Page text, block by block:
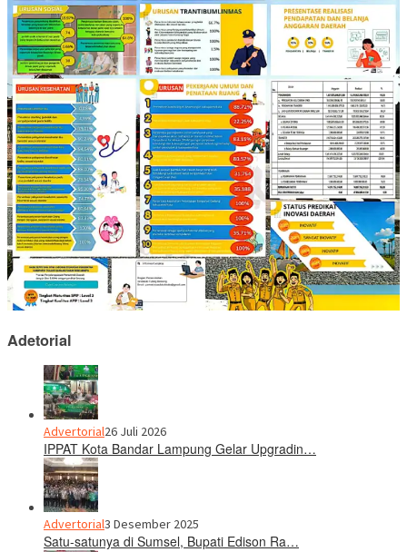
Adetorial
Advertorial26 Juli 2026
IPPAT Kota Bandar Lampung Gelar Upgradin…
Advertorial3 Desember 2025
Satu-satunya di Sumsel, Bupati Edison Ra…